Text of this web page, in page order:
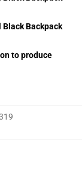
to produce